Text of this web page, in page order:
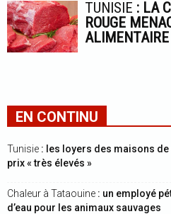
TUNISIE : LA
ROUGE
EN CONTINU
Tunisie : les loyers des maisons
prix « très élevés »
Chaleur à Tataouine : un employé
d’eau pour les animaux sauvages